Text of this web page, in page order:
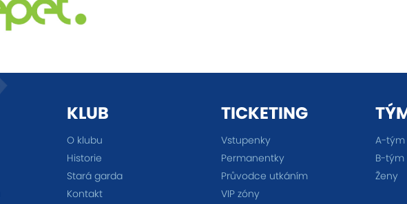
KLUB
O klubu
Historie
Stará garda
Kontakt
TICKETING
Vstupenky
Permanentky
Průvodce utkáním
VIP zóny
A-tým
B-tým
Ženy